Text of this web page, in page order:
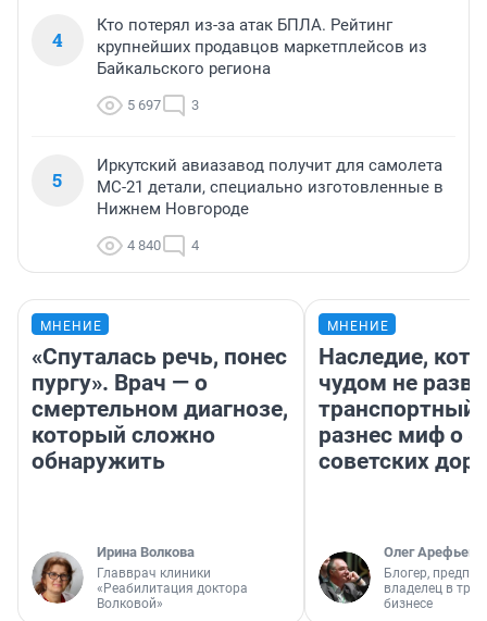
4
Кто потерял из-за атак БПЛА. Рейтинг
крупнейших продавцов маркетплейсов из
Байкальского региона
5 697 3
5
Иркутский авиазавод получит для самолета
МС-21 детали, специально изготовленные в
Нижнем Новгороде
4 840 4
МНЕНИЕ
«Спуталась речь, понес
пургу». Врач — о
смертельном диагнозе,
который сложно
обнаружить
Ирина Волкова
Главврач клиники
«Реабилитация доктора
Волковой»
МНЕНИЕ
Наследие,
чудом не
транспортный
разнес миф о
советских
Олег Арефьев
Блогер,
владелец в
бизнесе